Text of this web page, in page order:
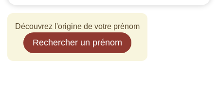
Découvrez l'origine de votre prénom
Rechercher un prénom